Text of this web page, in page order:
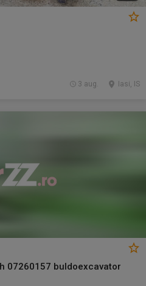
Iasi, IS
3 aug.
07260157 buldoexcavator